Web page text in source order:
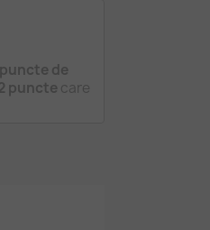
puncte de
puncte care